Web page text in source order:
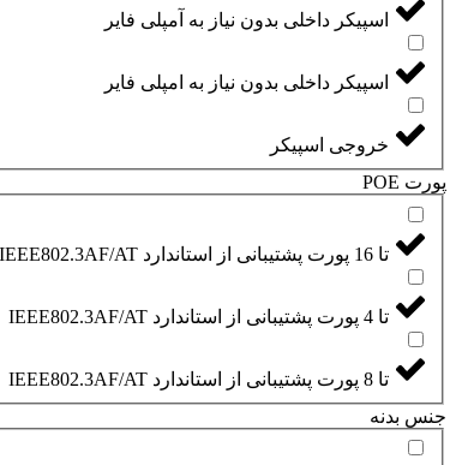
اسپیکر داخلی بدون نیاز به آمپلی فایر
اسپیکر داخلی بدون نیاز به امپلی فایر
خروجی اسپیکر
پورت POE
تا 16 پورت پشتیبانی از استاندارد IEEE802.3AF/AT
تا 4 پورت پشتیبانی از استاندارد IEEE802.3AF/AT
تا 8 پورت پشتیبانی از استاندارد IEEE802.3AF/AT
جنس بدنه